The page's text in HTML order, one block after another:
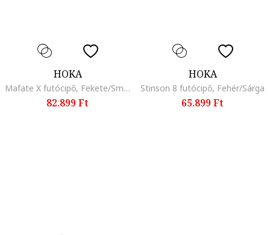
HOKA
Mafate X futócipő, Fekete/Smaragdzöld
82.899 Ft
HOKA
Stinson 8 futócipő, Fehér/Sárga
65.899 Ft